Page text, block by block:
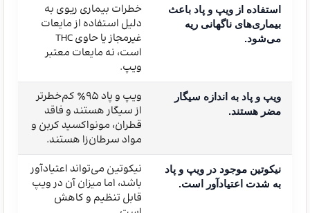
استفاده از ویپ و پاد باعث
بیماری‌های ناگهانی ریه
می‌شود.
خطرات بیماری ریوی به
دلیل استفاده از مایعات
غیرمجاز یا حاوی THC
است، نه مایعات معتبر
ویپ.
ویپ و پاد به اندازه سیگار
مضر هستند.
ویپ و پاد 95٪ کم‌خطرتر
از سیگار هستند و فاقد
قطران، مونواکسید کربن و
مواد سرطان‌زا هستند.
نیکوتین موجود در ویپ و پاد
به شدت اعتیادآور است.
نیکوتین می‌تواند اعتیادآور
باشد، اما میزان آن در ویپ
قابل تنظیم و کاهش